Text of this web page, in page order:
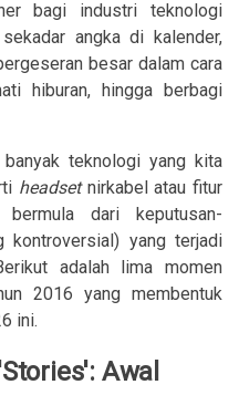
bagi industri teknologi
angka di kalender,
besar dalam cara
hiburan, hingga berbagi
teknologi yang kita
headsetnirkabel atau fitur
dari keputusan-
kontroversial) yang terjadi
adalah lima momen
2016 yang membentuk
ini.
Awal